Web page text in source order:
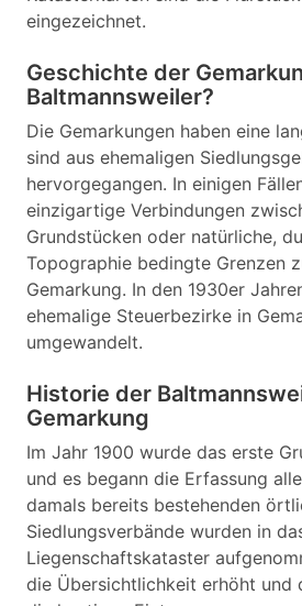
eingezeichnet.
Geschichte der
Baltmannsweiler?
Die Gemarkungen haben eine
sind aus ehemaligen
hervorgegangen. In einigen
einzigartige Verbindungen
Grundstücken oder natürliche,
Topographie bedingte Grenzen
Gemarkung. In den 1930er
ehemalige Steuerbezirke in
umgewandelt.
Historie der
Gemarkung
Im Jahr 1900 wurde das erste
und es begann die Erfassung
damals bereits bestehenden
Siedlungsverbände wurden in
Liegenschaftskataster
die Übersichtlichkeit erhöht und